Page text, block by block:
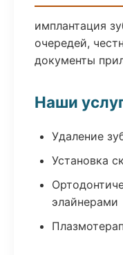
имплантация
очередей,
документы
Наши
Удаление
Установка
элайнерами